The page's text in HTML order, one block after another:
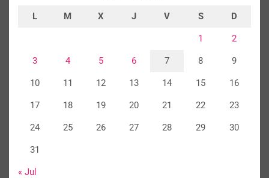
L M X J V S D
1 2
3 4 5 6 7 8 9
10 11 12 13 14 15 16
17 18 19 20 21 22 23
24 25 26 27 28 29 30
31
« Jul